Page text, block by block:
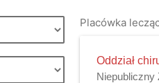
Placówka
Oddział
Niepubliczny